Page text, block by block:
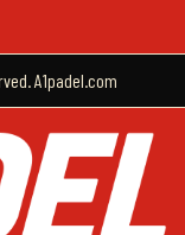
A1padel.com